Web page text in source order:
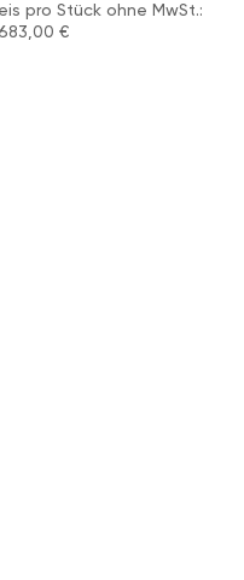
pro Stück ohne MwSt.:
€